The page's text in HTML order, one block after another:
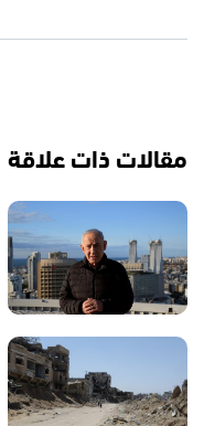
مقالات ذات علاقة